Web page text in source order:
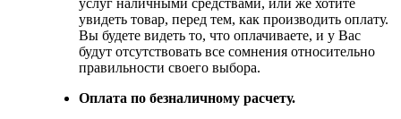
увидеть товар, перед тем, как производить оплату.
Вы будете видеть то, что оплачиваете, и у Вас
будут отсутствовать все сомнения относительно
правильности своего выбора.
Оплата по безналичному расчету.